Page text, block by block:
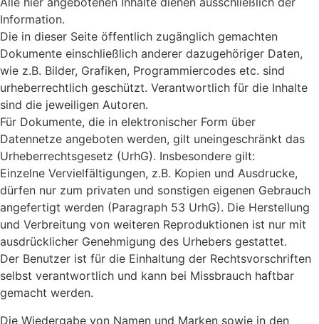
Information.
Die in dieser Seite öffentlich zugänglich gemachten
Dokumente einschließlich anderer dazugehöriger Daten,
wie z.B. Bilder, Grafiken, Programmiercodes etc. sind
urheberrechtlich geschützt. Verantwortlich für die Inhalte
sind die jeweiligen Autoren.
Für Dokumente, die in elektronischer Form über
Datennetze angeboten werden, gilt uneingeschränkt das
Urheberrechtsgesetz (UrhG). Insbesondere gilt:
Einzelne Vervielfältigungen, z.B. Kopien und Ausdrucke,
dürfen nur zum privaten und sonstigen eigenen Gebrauch
angefertigt werden (Paragraph 53 UrhG). Die Herstellung
und Verbreitung von weiteren Reproduktionen ist nur mit
ausdrücklicher Genehmigung des Urhebers gestattet.
Der Benutzer ist für die Einhaltung der Rechtsvorschriften
selbst verantwortlich und kann bei Missbrauch haftbar
gemacht werden.
Die Wiedergabe von Namen und Marken sowie in den